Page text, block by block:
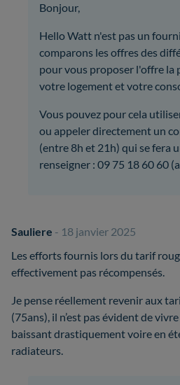
Bonjour,
Hello Watt n'est pas un
comparons les offres des
pour vous proposer l'offre la
votre logement et votre
Vous pouvez pour cela
ou appeler directement un
(entre 8h et 21h) qui se fera
renseigner : 09 75 18 60 60
Sauliere - 18 janvier 2025
Les efforts fournis lors du tarif
effectivement pas récompensés.
Je pense réellement revenir aux
(75ans), il n’est pas évident de
baissant drastiquement voire en
radiateurs.